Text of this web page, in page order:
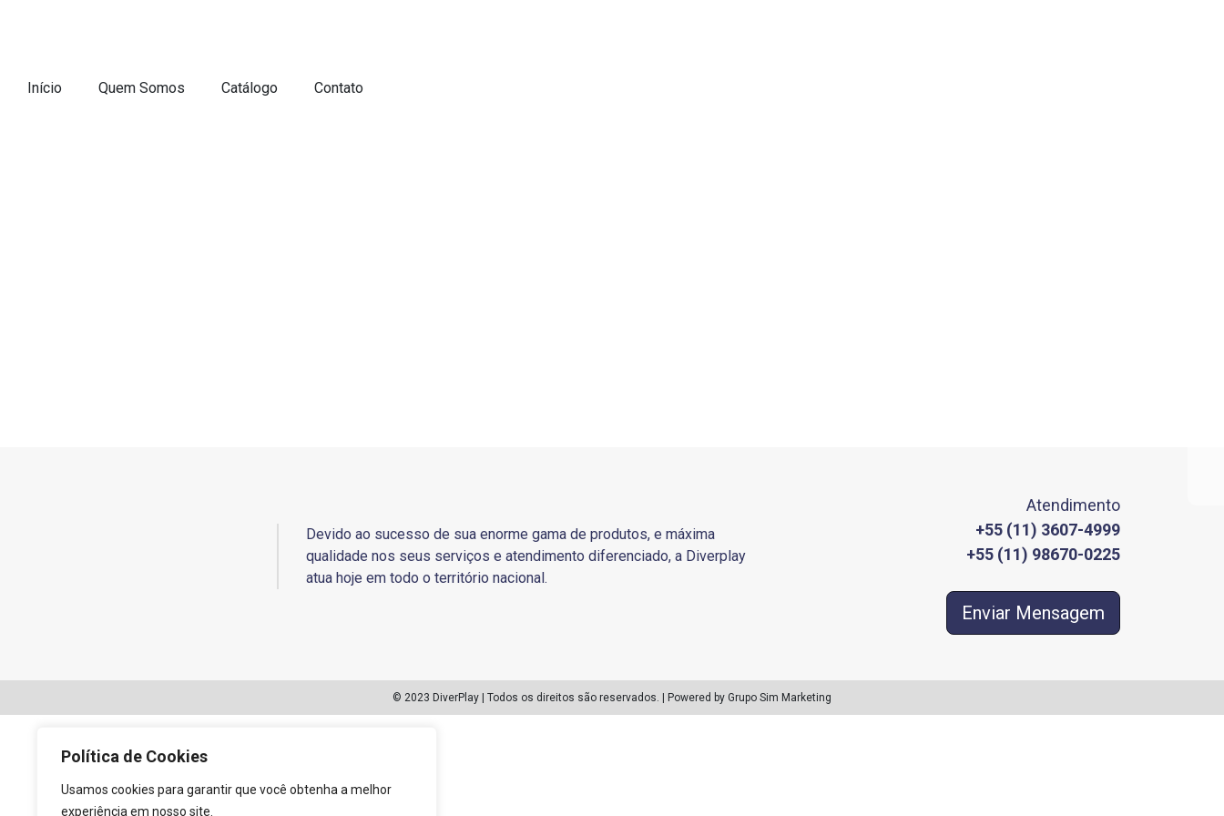
Política de Cookies
Usamos cookies para garantir que você obtenha a melhor
experiência em nosso site.
Início Quem Somos Catálogo Contato
Devido ao sucesso de sua enorme gama de produtos, e máxima
qualidade nos seus serviços e atendimento diferenciado, a Diverplay
atua hoje em todo o território nacional.
Atendimento
+55 (11) 3607-4999
+55 (11) 98670-0225
Enviar Mensagem
© 2023 DiverPlay | Todos os direitos são reservados. | Powered by Grupo Sim Marketing